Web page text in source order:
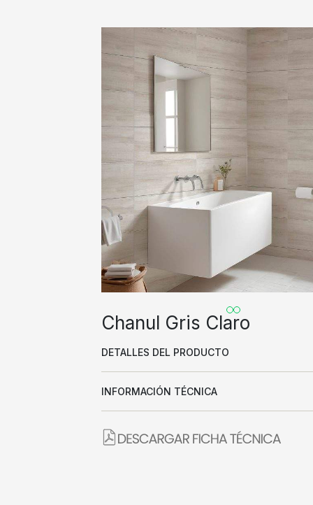
Chanul Gris Claro
DETALLES DEL PRODUCTO
INFORMACIÓN TÉCNICA